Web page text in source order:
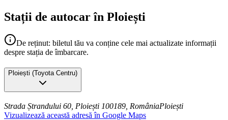
Stații de autocar în Ploiești
De reținut: biletul tău va conține cele mai actualizate informații
despre stația de îmbarcare.
Ploiești (Toyota Centru)
Strada Ștrandului 60, Ploiești 100189, RomâniaPloiești
Vizualizează această adresă în Google Maps